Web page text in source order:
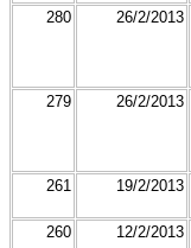
280 26/2/2013
279 26/2/2013
261 19/2/2013
260 12/2/2013